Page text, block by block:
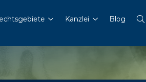
Kanzlei Blog